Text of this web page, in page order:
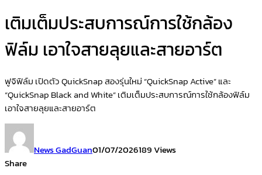
เติมเต็มประสบการณ์การใช้กล้อง
ฟิล์ม เอาใจสายลุยและสายอาร์ต
ฟูจิฟิล์ม เปิดตัว QuickSnap สองรุ่นใหม่ “QuickSnap Active” และ
“QuickSnap Black and White” เติมเต็มประสบการณ์การใช้กล้องฟิล์ม
เอาใจสายลุยและสายอาร์ต
News GadGuan01/07/2026189 Views
Share